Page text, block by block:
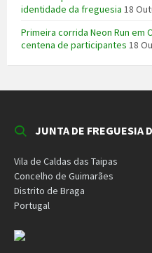
identidade da freguesia 18
Primeira corrida Neon Run em
centena de participantes 18
JUNTA DE FREGUESIA
Vila de Caldas das Taipas
Concelho de Guimarães
Distrito de Braga
Portugal